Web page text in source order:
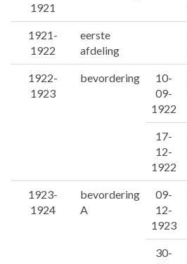
1921
1921-
1922
eerste
afdeling
1922-
1923
bevordering
10-
09-
1922
17-
12-
1922
1923-
1924
bevordering
A
09-
12-
1923
30-